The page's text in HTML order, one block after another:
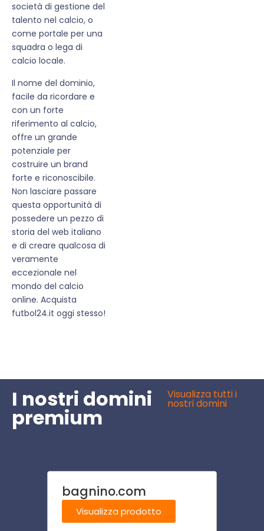
società di gestione del
talento nel calcio, o
come portale per una
squadra o lega di
calcio locale.
Il nome del dominio,
facile da ricordare e
con un forte
riferimento al calcio,
offre un grande
potenziale per
costruire un brand
forte e riconoscibile.
Non lasciare passare
questa opportunità di
possedere un pezzo di
storia del web italiano
e di creare qualcosa di
veramente
eccezionale nel
mondo del calcio
online. Acquista
futbol24.it oggi stesso!
I nostri domini
premium
Visualizza tutti i
nostri domini
bagnino.com
Visualizza prodotto